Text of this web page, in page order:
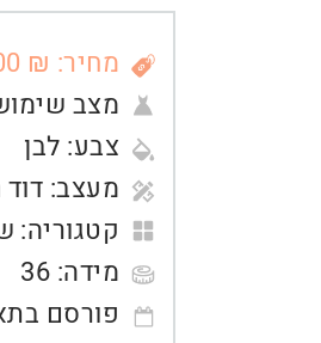
מחיר: ₪ 2200
מצב
צבע: לבן
מעצב:
קטגוריה:
מידה: 36
פורסם